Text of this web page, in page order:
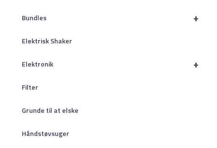
+
Bundles
Elektrisk Shaker
+
Elektronik
Filter
Grunde til at elske
Håndstøvsuger